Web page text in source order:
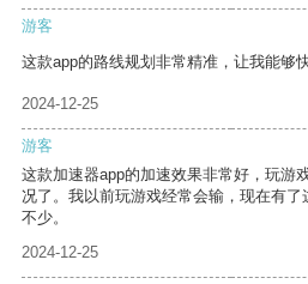
游客
这款app的路线规划非常精准，让我能够
2024-12-25
游客
这款加速器app的加速效果非常好，玩游
况了。我以前玩游戏经常会输，现在有了
不少。
2024-12-25